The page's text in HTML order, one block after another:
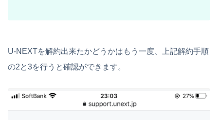
U-NEXTを解約出来たかどうかはもう一度、上記解約手順
の2と3を行うと確認ができます。